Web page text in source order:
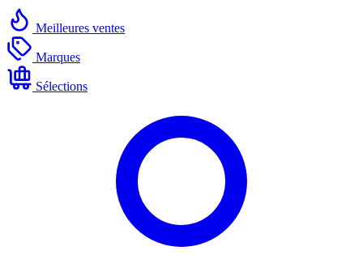
Meilleures ventes
Marques
Sélections